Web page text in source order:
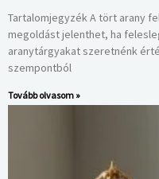
Tartalomjegyzék A tört arany
megoldást jelenthet, ha
aranytárgyakat szeretnénk
szempontból
Tovább olvasom »